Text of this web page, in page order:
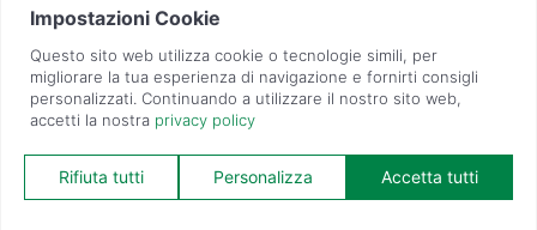
GadgetZilla è un Brand di Overbi S.r.l.| realizzato con Contit
| © 2026 Tutti
i diritti riservati | P.IVA: 09351560967